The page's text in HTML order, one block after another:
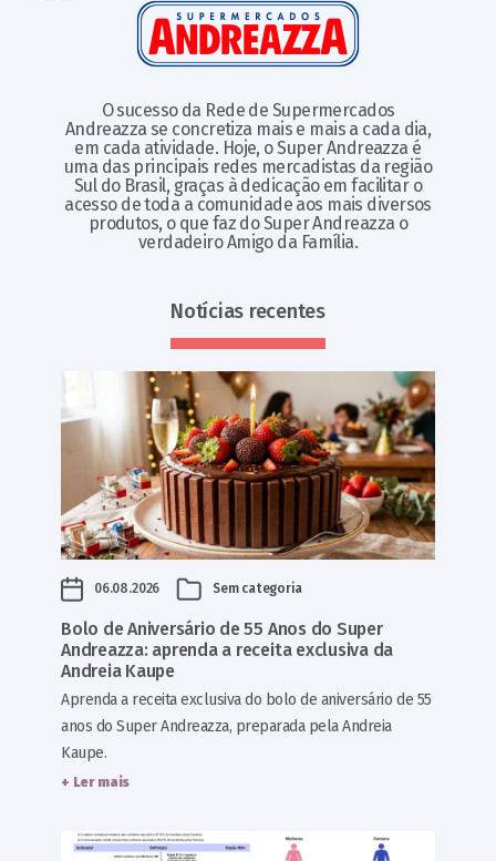
O sucesso da Rede de Supermercados
Andreazza se concretiza mais e mais a cada dia,
em cada atividade. Hoje, o Super Andreazza é
uma das principais redes mercadistas da região
Sul do Brasil, graças à dedicação em facilitar o
acesso de toda a comunidade aos mais diversos
produtos, o que faz do Super Andreazza o
verdadeiro Amigo da Família.
Notícias recentes
06.08.2026 Sem categoria
Bolo de Aniversário de 55 Anos do Super
Andreazza: aprenda a receita exclusiva da
Andreia Kaupe
Aprenda a receita exclusiva do bolo de aniversário de 55
anos do Super Andreazza, preparada pela Andreia
Kaupe.
+ Ler mais